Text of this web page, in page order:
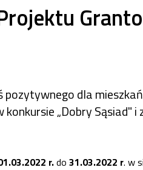
pozytywnego dla
konkursie „Dobry Sąsiad"
r.do 31.03.2022 r. w